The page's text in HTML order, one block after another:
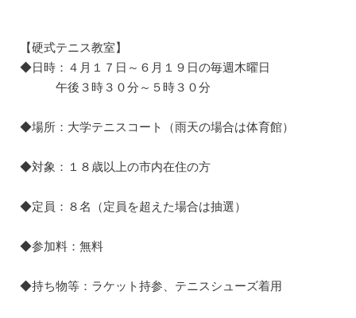
【硬式テニス教室】
◆日時：４月１７日～６月１９日の毎週木曜日
午後３時３０分～５時３０分
◆場所：大学テニスコート（雨天の場合は体育館）
◆対象：１８歳以上の市内在住の方
◆定員：８名（定員を超えた場合は抽選）
◆参加料：無料
◆持ち物等：ラケット持参、テニスシューズ着用